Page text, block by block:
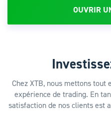
OUVRIR
Chez XTB, nous mettons
expérience de trading. En
satisfaction de nos clients est